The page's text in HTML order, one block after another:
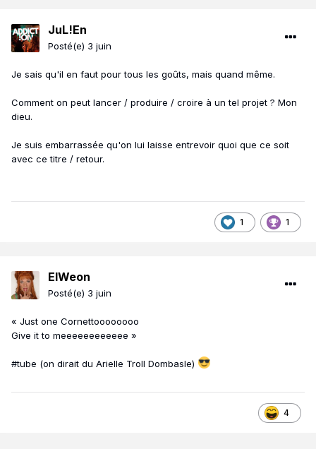
JuL!En
Posté(e) 3 juin
Je sais qu'il en faut pour tous les goûts, mais quand même.
Comment on peut lancer / produire / croire à un tel projet ? Mon
dieu.
Je suis embarrassée qu'on lui laisse entrevoir quoi que ce soit
avec ce titre / retour.
1 1
ElWeon
Posté(e) 3 juin
« Just one Cornettoooooooo
Give it to meeeeeeeeeeee »
#tube (on dirait du Arielle Troll Dombasle)
4